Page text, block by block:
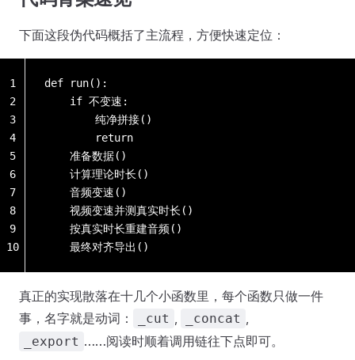
下面这段伪代码概括了主流程，方便快速定位：
def run():
    if 不变速:
        纯净拼接()
        return
    准备数据()
    计算理论时长()
    音频变速()
    视频变速并测真实时长()
    按真实时长重建音频()
    最终对齐导出()
1
2
3
4
5
6
7
8
9
10
真正的实现散落在十几个小函数里，每个函数只做一件
事，名字就是动词：
_cut _concat
_export ……阅读时顺着调用链往下点即可。